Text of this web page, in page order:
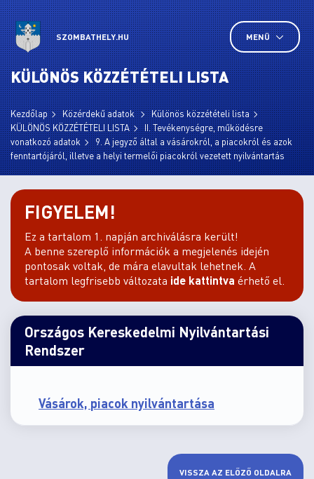
SZOMBATHELY.HU MENÜ
KÜLÖNÖS KÖZZÉTÉTELI LISTA
Kezdőlap Közérdekű adatok
Különös közzétételi lista
KÜLÖNÖS KÖZZÉTÉTELI LISTA
II. Tevékenységre, működésre
vonatkozó adatok
9. A jegyző által a vásárokról, a piacokról és azok
fenntartójáról, illetve a helyi termelői piacokról vezetett nyilvántartás
FIGYELEM!
Ez a tartalom 1. napján archiválásra került!
A benne szereplő információk a megjelenés idején
pontosak voltak, de mára elavultak lehetnek. A
tartalom legfrisebb változata ide kattintva érhető el.
Országos Kereskedelmi Nyilvántartási
Rendszer
Vásárok, piacok nyilvántartása
VISSZA AZ ELŐZŐ OLDALRA